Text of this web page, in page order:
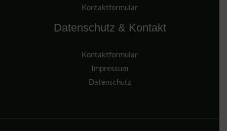
Kontaktformular
Datenschutz & Kontakt
Kontaktformular
Impressum
Datenschutz